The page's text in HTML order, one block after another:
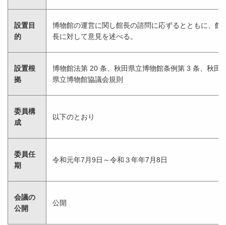
設置目
的
博物館の運営に関し館長の諮問に応ずるとともに、館
長に対して意見を述べる。
設置根
拠
博物館法第 20 条、秋田県立博物館条例第 3 条、秋田
県立博物館協議会規則
委員構
成
以下のとおり
委員任
期
令和元年7月9日～令和３年年7月8日
会議の
公開
公開